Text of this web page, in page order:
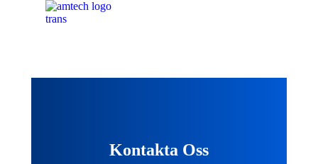
Kontakta Oss